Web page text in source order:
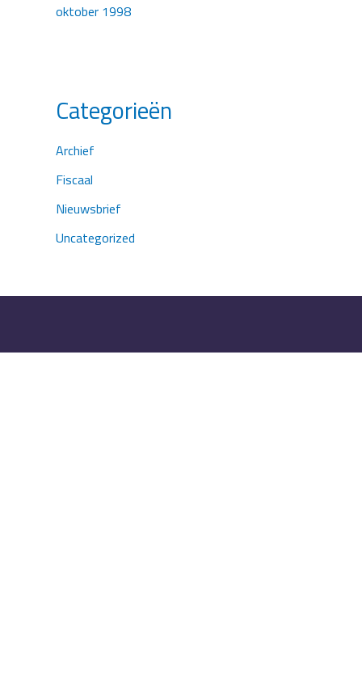
oktober 1998
Categorieën
Archief
Fiscaal
Nieuwsbrief
Uncategorized